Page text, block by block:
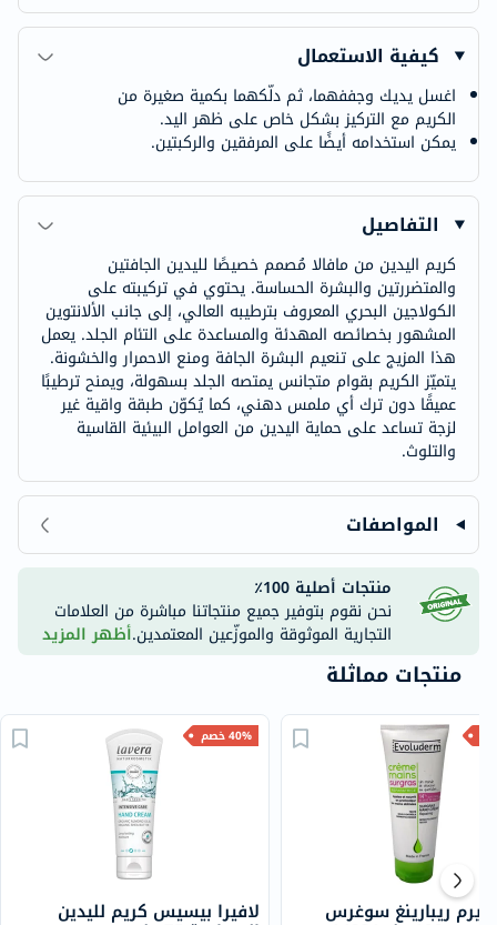
كيفية الاستعمال
اغسل يديك وجففهما، ثم دلّكهما بكمية صغيرة من
الكريم مع التركيز بشكل خاص على ظهر اليد.
يمكن استخدامه أيضًا على المرفقين والركبتين.
التفاصيل
كريم اليدين من مافالا مُصمم خصيصًا لليدين الجافتين
والمتضررتين والبشرة الحساسة. يحتوي في تركيبته على
الكولاجين البحري المعروف بترطيبه العالي، إلى جانب الألانتوين
المشهور بخصائصه المهدئة والمساعدة على التئام الجلد. يعمل
هذا المزيج على تنعيم البشرة الجافة ومنع الاحمرار والخشونة.
يتميّز الكريم بقوام متجانس يمتصه الجلد بسهولة، ويمنح ترطيبًا
عميقًا دون ترك أي ملمس دهني، كما يُكوّن طبقة واقية غير
لزجة تساعد على حماية اليدين من العوامل البيئية القاسية
والتلوث.
المواصفات
منتجات أصلية 100٪
نحن نقوم بتوفير جميع منتجاتنا مباشرة من العلامات
التجارية الموثوقة والموزّعين المعتمدين.أظهر المزيد
منتجات مماثلة
40% خصم
لافيرا بيسيس كريم لليدين ريبارينغ سوغرس